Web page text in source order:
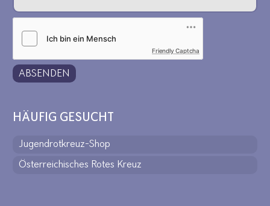
Friendly Captcha
ABSENDEN
HÄUFIG GESUCHT
Jugendrotkreuz-Shop
Österreichisches Rotes Kreuz